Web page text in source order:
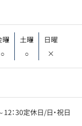
曜
○
土曜
○
日曜
×
：30定休日/日・祝日